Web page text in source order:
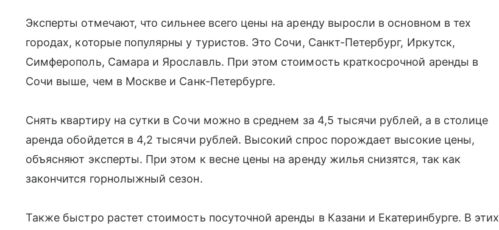
Эксперты отмечают, что сильнее всего цены на аренду выросли в основном в тех
городах, которые популярны у туристов. Это Сочи, Санкт-Петербург, Иркутск,
Симферополь, Самара и Ярославль. При этом стоимость краткосрочной аренды в
Сочи выше, чем в Москве и Санк-Петербурге.
Снять квартиру на сутки в Сочи можно в среднем за 4,5 тысячи рублей, а в столице
аренда обойдется в 4,2 тысячи рублей. Высокий спрос порождает высокие цены,
объясняют эксперты. При этом к весне цены на аренду жилья снизятся, так как
закончится горнолыжный сезон.
Также быстро растет стоимость посуточной аренды в Казани и Екатеринбурге. В этих